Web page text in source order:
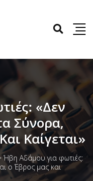
«Δεν
Σύνορα,
Καίγεται»
Ήβη Αδάμου για φωτιές:
ο Έβρος μας και